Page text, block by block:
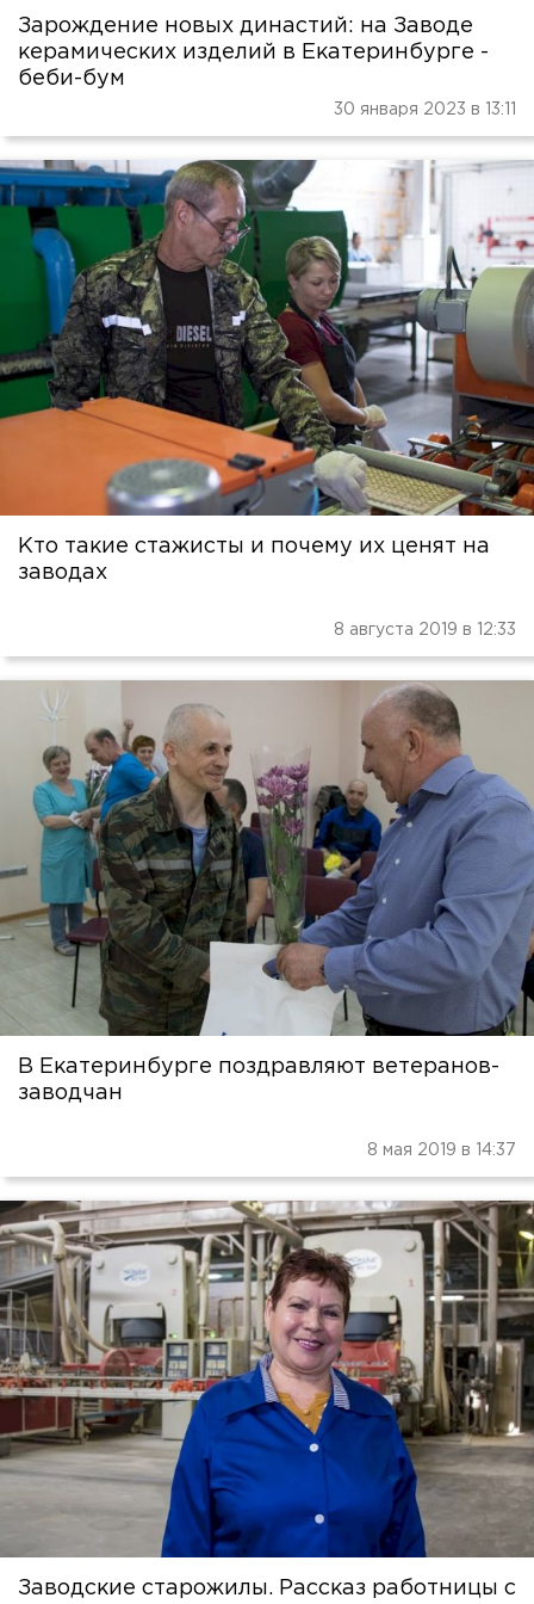
Зарождение новых династий: на Заводе
керамических изделий в Екатеринбурге -
беби-бум
30 января 2023 в 13:11
Кто такие стажисты и почему их ценят на
заводах
8 августа 2019 в 12:33
В Екатеринбурге поздравляют ветеранов-
заводчан
8 мая 2019 в 14:37
Заводские старожилы. Рассказ работницы с